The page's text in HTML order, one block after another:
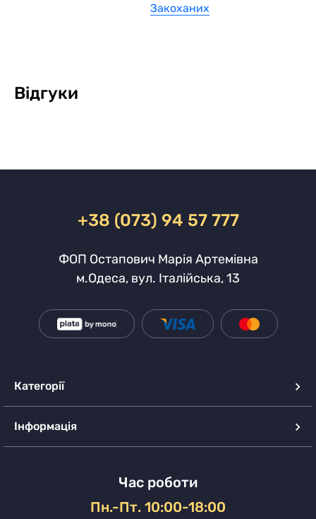
Закоханих
Відгуки
+38 (073) 94 57 777
ФОП Остапович Марія Артемівна
м.Одеса, вул. Італійська, 13
Категорії
Інформація
Час роботи
Пн.-Пт. 10:00-18:00